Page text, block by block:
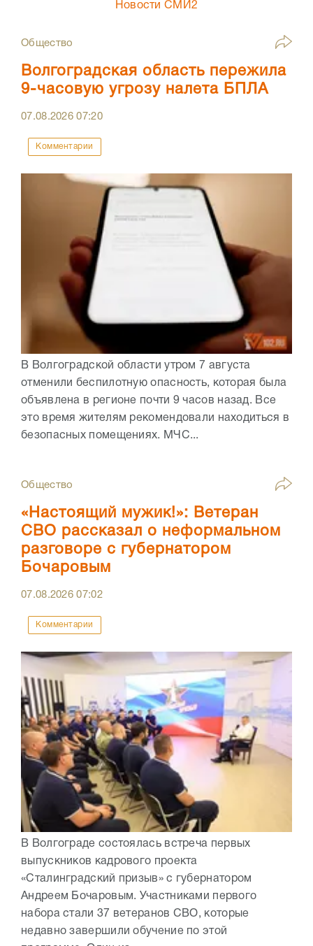
Новости СМИ2
Общество
Волгоградская область пережила
9-часовую угрозу налета БПЛА
07.08.202607:20
Комментарии
В Волгоградской области утром 7 августа
отменили беспилотную опасность, которая была
объявлена в регионе почти 9 часов назад. Все
это время жителям рекомендовали находиться в
безопасных помещениях. МЧС...
Общество
«Настоящий мужик!»: Ветеран
СВО рассказал о неформальном
разговоре с губернатором
Бочаровым
07.08.202607:02
Комментарии
В Волгограде состоялась встреча первых
выпускников кадрового проекта
«Сталинградский призыв» с губернатором
Андреем Бочаровым. Участниками первого
набора стали 37 ветеранов СВО, которые
недавно завершили обучение по этой